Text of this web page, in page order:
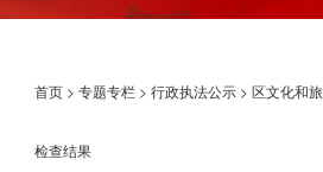
首页 >专题专栏 >行政执法公示 >区文化和
检查结果